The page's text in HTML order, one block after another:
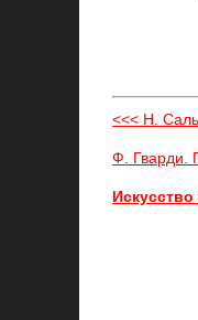
<<< Н.
Ф. Гварди.
Искусство